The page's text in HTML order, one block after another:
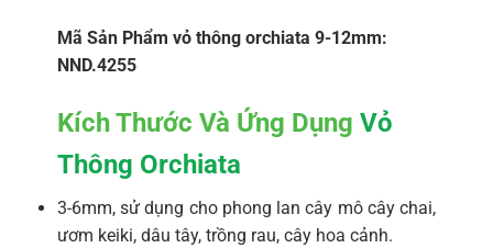
Mã Sản Phẩm vỏ thông orchiata 9-12mm:
NND.4255
Kích Thước Và Ứng Dụng Vỏ
Thông Orchiata
3-6mm, sử dụng cho phong lan cây mô cây chai,
ươm keiki, dâu tây, trồng rau, cây hoa cảnh.